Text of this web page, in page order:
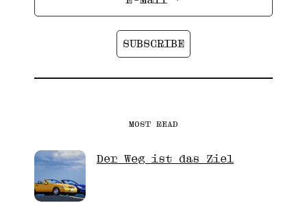
MOST READ
Der Weg ist das Ziel